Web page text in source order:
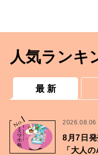
人気ランキ
最 新
No.
1 2026.08.06
8月7日
「大人